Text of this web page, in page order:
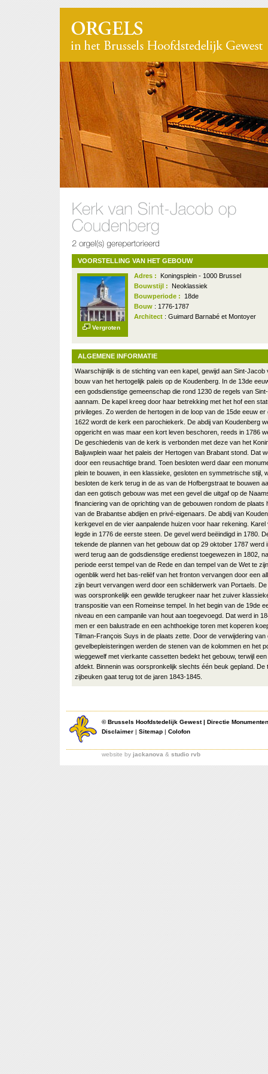
VOORSTELLING VAN HET GEBOUW
Vergroten
Adres :
Koningsplein - 1000 Brussel
Bouwstijl :
Neoklassiek
Bouwperiode :
18de
Bouw : 1776-1787
Architect : Guimard Barnabé et Montoyer
ALGEMENE INFORMATIE
Waarschijnlijk is de stichting van een kapel, gewijd aan Sint-Jacob
bouw van het hertogelijk paleis op de Koudenberg. In de 13de
een godsdienstige gemeenschap die rond 1230 de regels van
aannam. De kapel kreeg door haar betrekking met het hof een
privileges. Zo werden de hertogen in de loop van de 15de eeuw er
1622 wordt de kerk een parochiekerk. De abdij van Koudenberg
opgericht en was maar een kort leven beschoren, reeds in 1786
De geschiedenis van de kerk is verbonden met deze van het
Baljuwplein waar het paleis der Hertogen van Brabant stond. Dat
door een reusachtige brand. Toen besloten werd daar een
plein te bouwen, in een klassieke, gesloten en symmetrische stijl,
besloten de kerk terug in de as van de Hofbergstraat te bouwen
dan een gotisch gebouw was met een gevel die uitgaf op de
financiering van de oprichting van de gebouwen rondom de plaats
van de Brabantse abdijen en privé-eigenaars. De abdij van
kerkgevel en de vier aanpalende huizen voor haar rekening. Karel
legde in 1776 de eerste steen. De gevel werd beëindigd in 1780.
tekende de plannen van het gebouw dat op 29 oktober 1787 werd
werd terug aan de godsdienstige eredienst toegewezen in 1802,
periode eerst tempel van de Rede en dan tempel van de Wet te
ogenblik werd het bas-reliëf van het fronton vervangen door een
zijn beurt vervangen werd door een schilderwerk van Portaels.
was oorspronkelijk een gewilde terugkeer naar het zuiver
transpositie van een Romeinse tempel. In het begin van de 19de
niveau en een campanile van hout aan toegevoegd. Dat werd in
men er een balustrade en een achthoekige toren met koperen
Tilman-François Suys in de plaats zette. Door de verwijdering van
gevelbepleisteringen werden de stenen van de kolommen en het
wieggewelf met vierkante cassetten bedekt het gebouw, terwijl
afdekt. Binnenin was oorspronkelijk slechts één beuk gepland. De
zijbeuken gaat terug tot de jaren 1843-1845.
©Brussels Hoofdstedelijk Gewest| Directie
Disclaimer | Sitemap | Colofon
website by jackanova & studio rvb